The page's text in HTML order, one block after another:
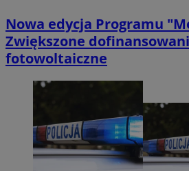
Nowa edycja Programu
Zwiększone
fotowoltaiczne